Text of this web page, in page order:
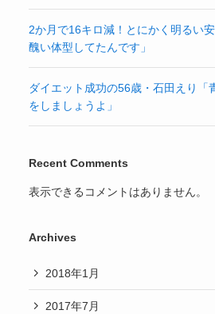
2か月で16キロ減！とにかく明るい
醜い体型してたんです」
ダイエット成功の56歳・石田えり「
をしましょうよ」
Recent Comments
表示できるコメントはありません。
Archives
2018年1月
2017年7月